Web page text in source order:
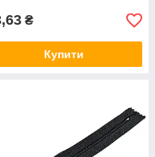
₴
Купити